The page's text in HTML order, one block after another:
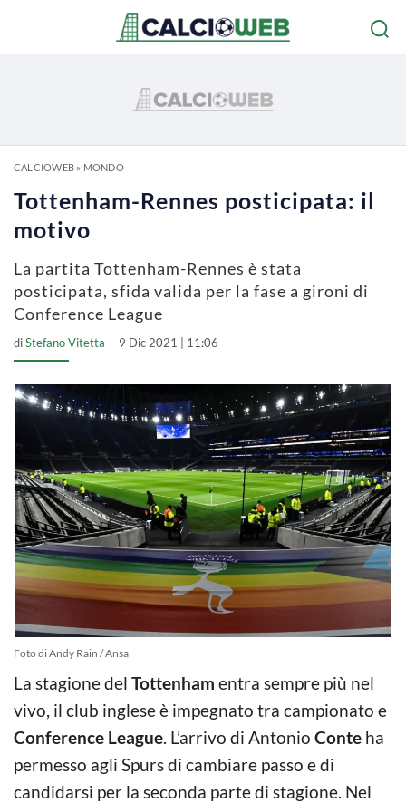
CALCIOWEB» MONDO
Tottenham-Rennes posticipata: il
motivo
La partita Tottenham-Rennes è stata
posticipata, sfida valida per la fase a gironi di
Conference League
diStefano Vitetta 9 Dic 2021 | 11:06
Foto di Andy Rain / Ansa
La stagione del Tottenham entra sempre più nel
vivo, il club inglese è impegnato tra campionato e
Conference League. L’arrivo di Antonio Conte ha
permesso agli Spurs di cambiare passo e di
candidarsi per la seconda parte di stagione. Nel